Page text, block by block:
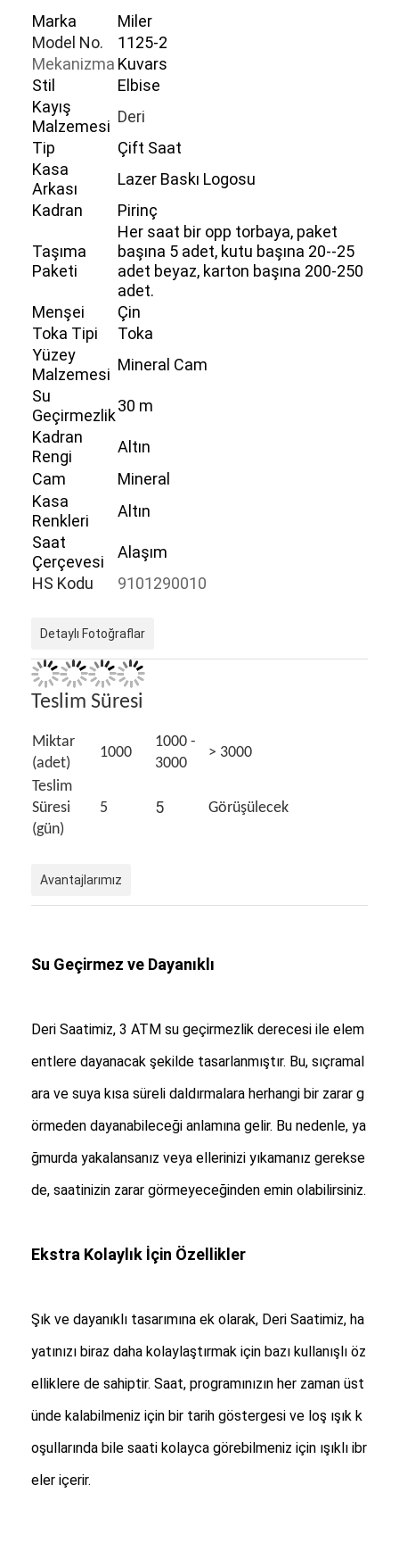
Evde
Ürün
Hakkımızda
Fabrika Turu
Kalite kontrolü
Blog
Deri Kayışlı Kuvars Saat
Paslanmaz çelik kayışlı saat
Silikon Kemerli Saat
Erkek Kuvars Saati
Dijital Spor Saati
Watch yedek parçaları
Saat Kayışı Yedek Parçaları
Marka
Miler
Model No.
1125-2
Mekanizma Kuvars
Stil
Elbise
Kayış
Malzemesi
Deri
Tip
Çift Saat
Kasa
Arkası
Lazer Baskı Logosu
Kadran
Pirinç
Taşıma
Paketi
Her saat bir opp torbaya, paket
başına 5 adet, kutu başına 20--25
adet beyaz, karton başına 200-250
adet.
Menşei
Çin
Toka Tipi
Toka
Yüzey
Malzemesi
Mineral Cam
Su
Geçirmezlik
30 m
Kadran
Rengi
Altın
Cam
Mineral
Kasa
Renkleri
Altın
Saat
Çerçevesi
Alaşım
HS Kodu
9101290010
Detaylı Fotoğraflar
Teslim Süresi
Miktar
(adet)
1000
1000 -
3000
> 3000
Teslim
Süresi
(gün)
5 5 Görüşülecek
Avantajlarımız
Su Geçirmez ve Dayanıklı
Deri Saatimiz, 3 ATM su geçirmezlik derecesi ile elem
entlere dayanacak şekilde tasarlanmıştır. Bu, sıçramal
ara ve suya kısa süreli daldırmalara herhangi bir zarar g
örmeden dayanabileceği anlamına gelir. Bu nedenle, ya
ğmurda yakalansanız veya ellerinizi yıkamanız gerekse
de, saatinizin zarar görmeyeceğinden emin olabilirsiniz.
Ekstra Kolaylık İçin Özellikler
Şık ve dayanıklı tasarımına ek olarak, Deri Saatimiz, ha
yatınızı biraz daha kolaylaştırmak için bazı kullanışlı öz
elliklere de sahiptir. Saat, programınızın her zaman üst
ünde kalabilmeniz için bir tarih göstergesi ve loş ışık k
oşullarında bile saati kolayca görebilmeniz için ışıklı ibr
eler içerir.